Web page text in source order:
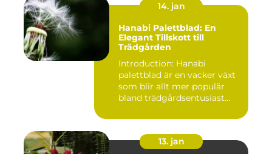
14. jan
Hanabi Palettblad: En
Elegant Tillskott till
Trädgården
Introduction: Hanabi
palettblad är en vacker växt
som blir allt mer populär
bland trädgårdsentusiast...
13. jan